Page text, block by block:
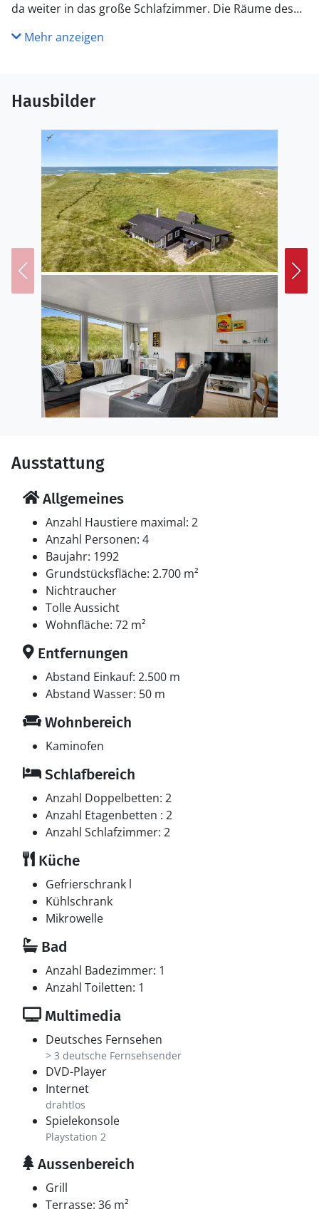
da weiter in das große Schlafzimmer. Die Räume des
im Wohnzimmer als auch in der Duschnische gibt es
über Generationen gelebt wurde, dann ist dieses
charmante Ferienhaus genau das richtige für dich.
Küche
Die Küche ist mit Kühlschrank ausgestattet. Außerdem
gibt es 4 Keramik-Kochfelder, Umluftofen, Mikrowelle.
WC und Bad
Es gibt 1 Badezimmer mit Duschnische und 1 Toilette.
Draußen
Die Ferienunterkunft liegt auf einem 2700 m² großen
Naturgrundstück. Die Entfernung zum Meer beträgt 50
m. Die nächste Einkaufsmöglichkeit liegt 2500 m
entfernt. Es steht ein 36 m² Terrassenareal zur
Verfügung. Es steht ein Grill zur Verfügung. Parkplatz
auf dem Grundstück.
Einrichtung
Das Ferienhaus eignet sich für 4 Personen. Die
wurde 1992 gebaut. Es ist erlaubt 2 Haustiere
mitzubringen. Tiefkühlmöglichkeit mit 50 Liter
Nutzinhalt. Es gibt außerdem einen Kaminofen.
Schlafverhältnisse
Die Schlafplätze verteilen sich auf 2 Schlafräume. 2
Schlafplätze in einem Doppelbett. 2 Schlafplätze in
einem Etagenbett.
Multimedien
In der Ferienunterkunft gibt es einen Fernseher. Blu-
ray-Player. DVD-Player. Playstation 2. Mindestens 4
dänische Fernsehsender. Mindestens 4 deutsche
Fernsehsender. Es steht kabellose Internetverbindung
zur Verfügung.
Mehr anzeigen
Hausbilder
Ausstattung
Allgemeines
Anzahl Haustiere maximal: 2
Anzahl Personen: 4
Baujahr: 1992
Grundstücksfläche: 2.700 m²
Nichtraucher
Tolle Aussicht
Wohnfläche: 72 m²
Entfernungen
Abstand Einkauf: 2.500 m
Abstand Wasser: 50 m
Wohnbereich
Kaminofen
Schlafbereich
Anzahl Doppelbetten: 2
Anzahl Etagenbetten : 2
Anzahl Schlafzimmer: 2
Küche
Gefrierschrank l
Kühlschrank
Mikrowelle
Bad
Anzahl Badezimmer: 1
Anzahl Toiletten: 1
Multimedia
Deutsches Fernsehen
> 3 deutsche Fernsehsender
DVD-Player
Internet
drahtlos
Spielekonsole
Playstation 2
Aussenbereich
Grill
Terrasse: 36 m²